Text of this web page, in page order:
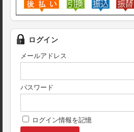
ログイン
メールアドレス
パスワード
ログイン情報を記憶